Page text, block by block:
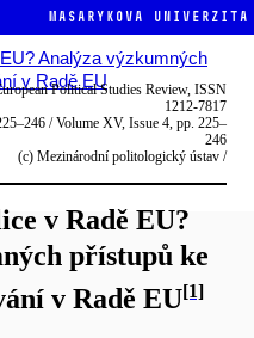
Masarykova univerzita
Analýza výzkumných
v Radě EU